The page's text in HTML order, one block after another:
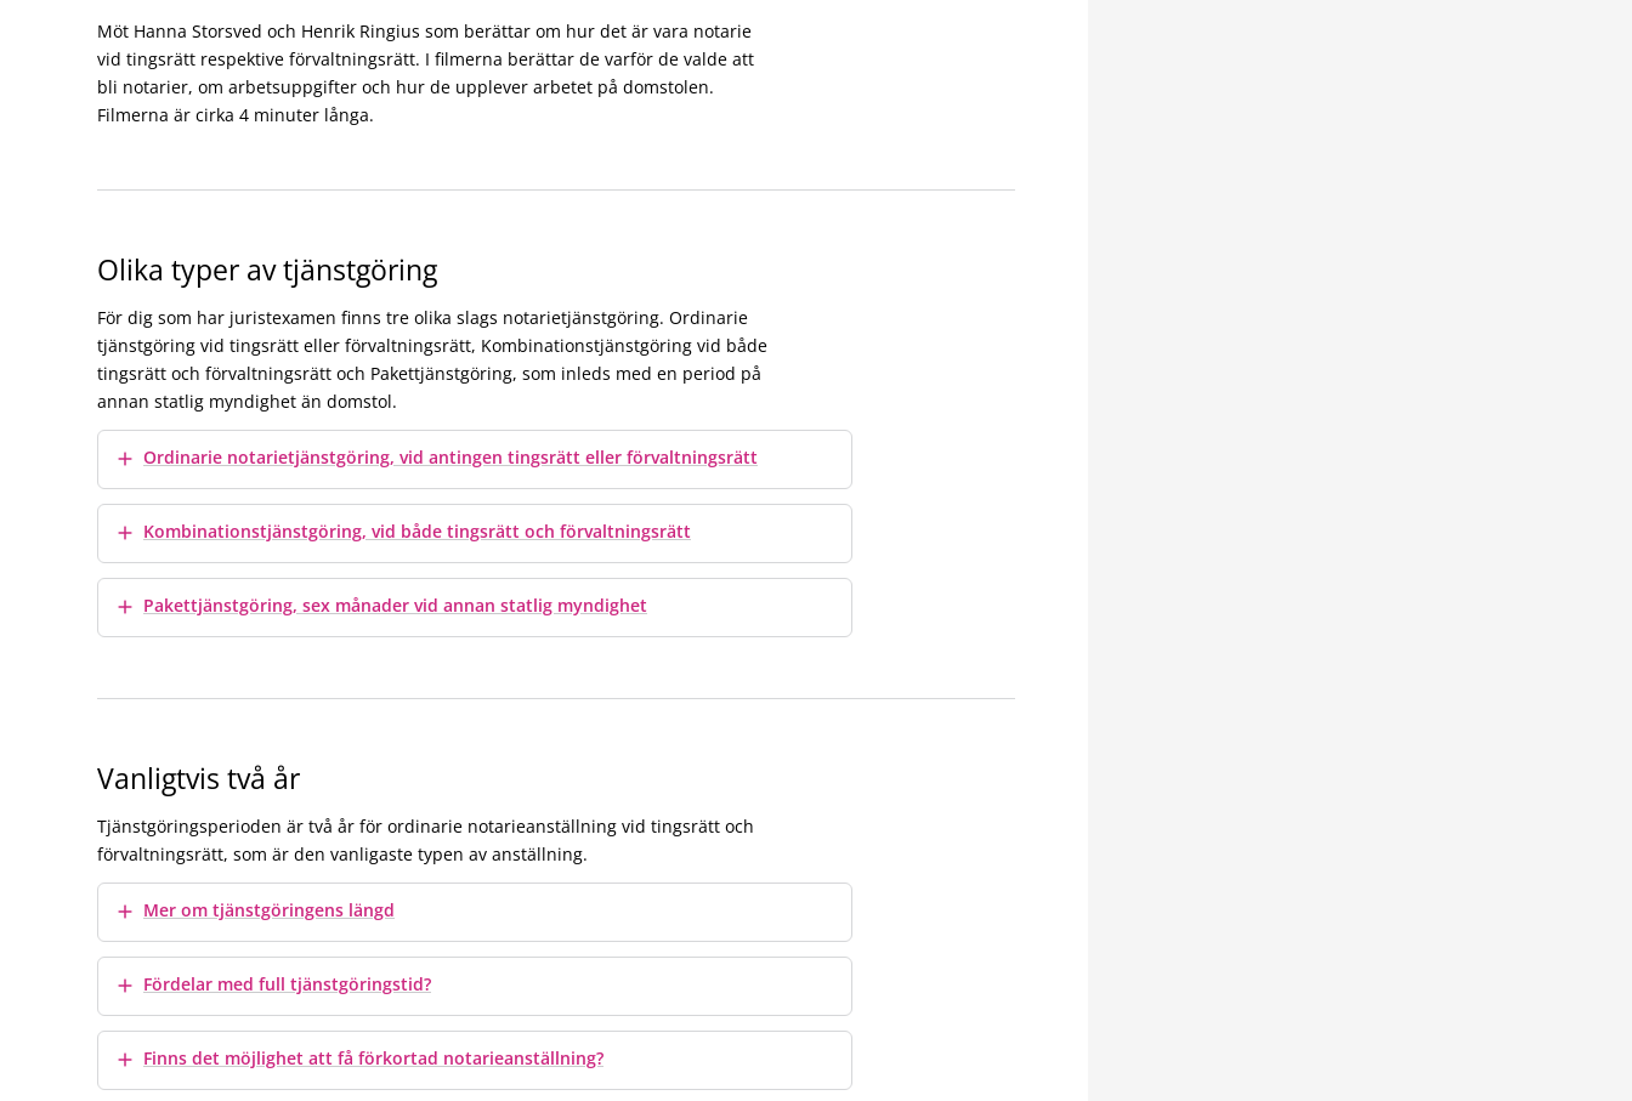
Möt Hanna Storsved och Henrik Ringius som berättar om hur det är vara notarie
vid tingsrätt respektive förvaltningsrätt. I filmerna berättar de varför de valde att
bli notarier, om arbetsuppgifter och hur de upplever arbetet på domstolen.
Filmerna är cirka 4 minuter långa.
Olika typer av tjänstgöring
För dig som har juristexamen finns tre olika slags notarietjänstgöring. Ordinarie
tjänstgöring vid tingsrätt eller förvaltningsrätt, Kombinationstjänstgöring vid både
tingsrätt och förvaltningsrätt och Pakettjänstgöring, som inleds med en period på
annan statlig myndighet än domstol.
Visa merOrdinarie notarietjänstgöring, vid antingen tingsrätt eller förvaltningsrätt
Visa merKombinationstjänstgöring, vid både tingsrätt och förvaltningsrätt
Visa merPakettjänstgöring, sex månader vid annan statlig myndighet
Vanligtvis två år
Tjänstgöringsperioden är två år för ordinarie notarieanställning vid tingsrätt och
förvaltningsrätt, som är den vanligaste typen av anställning.
Visa merMer om tjänstgöringens längd
Visa merFördelar med full tjänstgöringstid?
Visa merFinns det möjlighet att få förkortad notarieanställning?